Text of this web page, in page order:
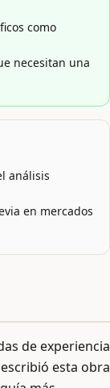
como
necesitan una
análisis
en mercados
de experiencia
esta obra